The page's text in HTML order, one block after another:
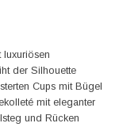
luxuriösen
der Silhouette
Cups mit Bügel
mit eleganter
und Rücken